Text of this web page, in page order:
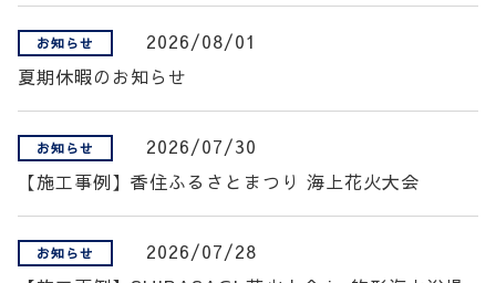
お知らせ
2026/08/01
夏期休暇のお知らせ
お知らせ
2026/07/30
【施工事例】香住ふるさとまつり 海上花火大会
お知らせ
2026/07/28